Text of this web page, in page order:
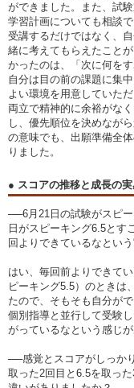
ができました。また、試
学習計画についても相談
受講するだけではなく、
緒に考えてもらえたこと
かったのは、「次に何を
自分は目の前の課題に集
よい環境を用意していた
両立で精神的に余裕がな
し、優先順位を決めなが
の意味でも、出願準備全
りました。
● スコアの推移と成長の
──6月21日の試験がスピ
日がスピーキング6.5とす
回よりできているなとい
はい、毎回前よりできて
ピーキング5.5）のときは
たので、そもそも自分が
個別指導と並行して受験
がっているなという感じ
──感覚とスコアがしっか
取った2回目と6.5を取っ